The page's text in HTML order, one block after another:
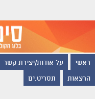
ראשי על אודות/יצירת קשר
הרצאות תסריט.ים